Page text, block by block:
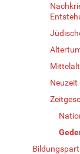
Neuzeit